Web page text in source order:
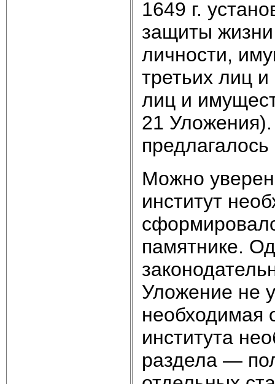
1649 г.
защиты жизни
личности,
третьих лиц
лиц и
21
Можно
институт
памятнике.
Уложение не
необходимая
института
раздела —